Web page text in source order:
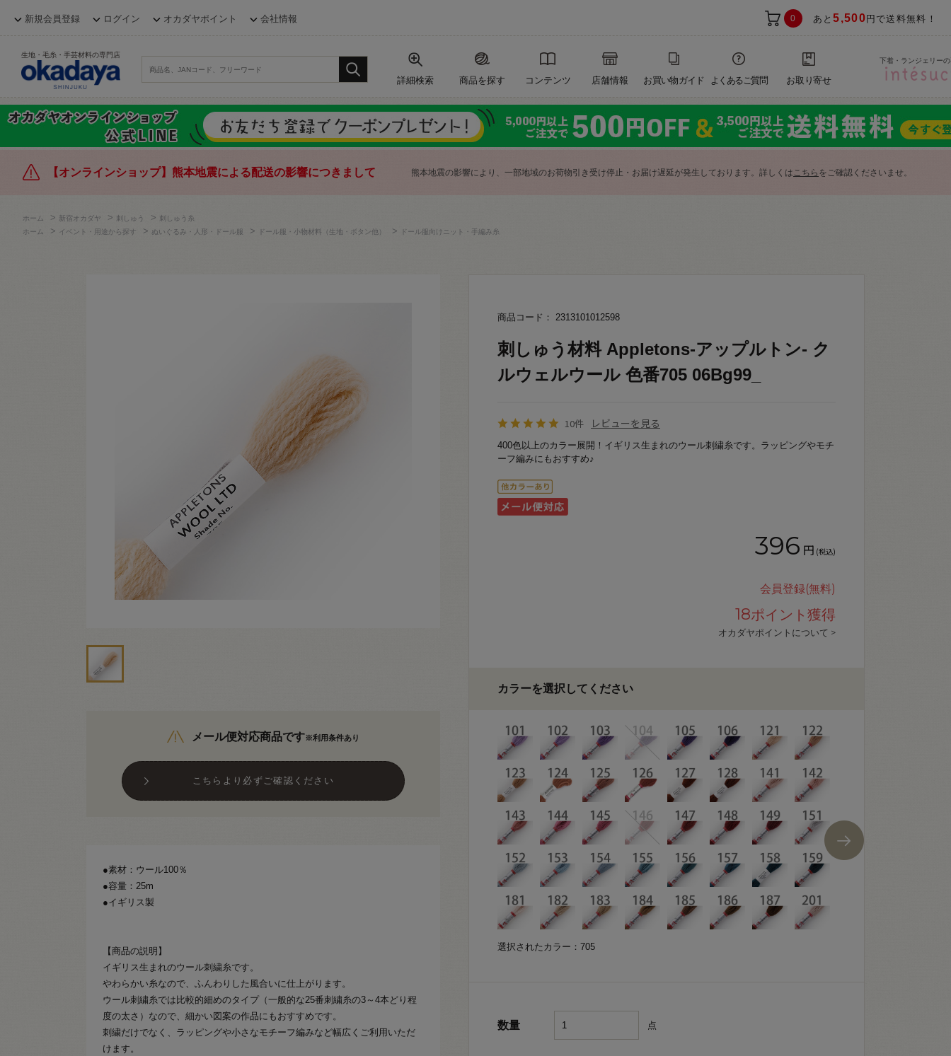
新規会員登録 ログイン オカダヤポイント 会社情報 0 あと5,500 円で送料無料！
生地・毛糸・手芸材料の専門店
詳細検索 商品を探す コンテンツ 店舗情報 お買い物ガイド よくあるご質問 お取り寄せ
下着・ランジェリー
【オンラインショップ】熊本地震による配送の影響につきまして 熊本地震の影響により、一部地域のお荷物引き受け停止・お届け遅延が発生しております。詳しくはこちら をご確認くださいませ。
ホーム > 新宿オカダヤ > 刺しゅう > 刺しゅう糸
ホーム
> イベント・用途から探す > ぬいぐるみ・人形・ドール服 > ドール服・小物材料（生地・ボタン他） > ドール服向けニット・手編み糸
メール便対応商品です※利用条件あり
こちらより必ずご確認ください
●素材：ウール100％
●容量：25m
●イギリス製
【商品の説明】
イギリス生まれのウール刺繍糸です。
やわらかい糸なので、ふんわりした風合いに仕上がります。
ウール刺繍糸では比較的細めのタイプ（一般的な25番刺繍糸の3～4本どり程
度の太さ）なので、細かい図案の作品にもおすすめです。
刺繍だけでなく、ラッピングや小さなモチーフ編みなど幅広くご利用いただ
けます。
商品コード： 2313101012598
刺しゅう材料 Appletons-アップルトン- ク
ルウェルウール 色番705 06Bg99_
10件 レビューを見る
400色以上のカラー展開！イギリス生まれのウール刺繍糸です。ラッピングやモチ
ーフ編みにもおすすめ♪
396 円 (税込)
会員登録(無料)
18ポイント獲得
オカダヤポイントについて >
カラーを選択してください
選択されたカラー：705
数量 点